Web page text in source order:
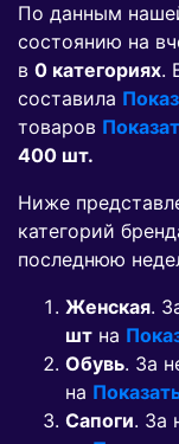
По данным
состоянию на
в 0 категориях.
составила
товаров
400 шт.
Ниже
категорий
последнюю
Женская.
шт на
Обувь. За
на
Сапоги. За